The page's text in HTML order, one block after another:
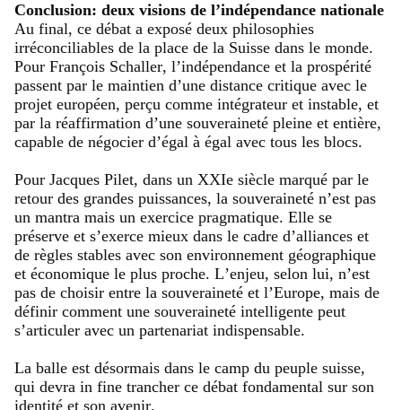
Conclusion: deux visions de l’indépendance nationale
Au final, ce débat a exposé deux philosophies
irréconciliables de la place de la Suisse dans le monde.
Pour François Schaller, l’indépendance et la prospérité
passent par le maintien d’une distance critique avec le
projet européen, perçu comme intégrateur et instable, et
par la réaffirmation d’une souveraineté pleine et entière,
capable de négocier d’égal à égal avec tous les blocs.
Pour Jacques Pilet, dans un XXIe siècle marqué par le
retour des grandes puissances, la souveraineté n’est pas
un mantra mais un exercice pragmatique. Elle se
préserve et s’exerce mieux dans le cadre d’alliances et
de règles stables avec son environnement géographique
et économique le plus proche. L’enjeu, selon lui, n’est
pas de choisir entre la souveraineté et l’Europe, mais de
définir comment une souveraineté intelligente peut
s’articuler avec un partenariat indispensable.
La balle est désormais dans le camp du peuple suisse,
qui devra in fine trancher ce débat fondamental sur son
identité et son avenir.